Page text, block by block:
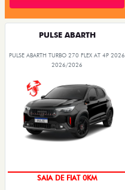
PULSE ABARTH
PULSE ABARTH TURBO 270 FLEX AT 4P 2026
2026/2026
SAIA DE FIAT 0KM